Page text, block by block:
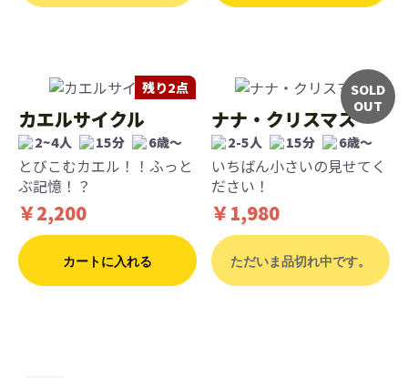
残り2点
カエルサイクル
2~4人 15分 6歳〜
とびこむカエル！！ふっと
ぶ記憶！？
￥2,200
カートに入れる
SOLD
OUT
ナナ・クリスマス
2-5人 15分 6歳〜
いちばん小さいの見せてく
ださい！
￥1,980
ただいま品切れ中です。